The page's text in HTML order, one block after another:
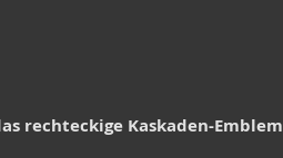
rechteckige Kaskaden-Emblem